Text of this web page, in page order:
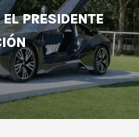
PRESIDENTE